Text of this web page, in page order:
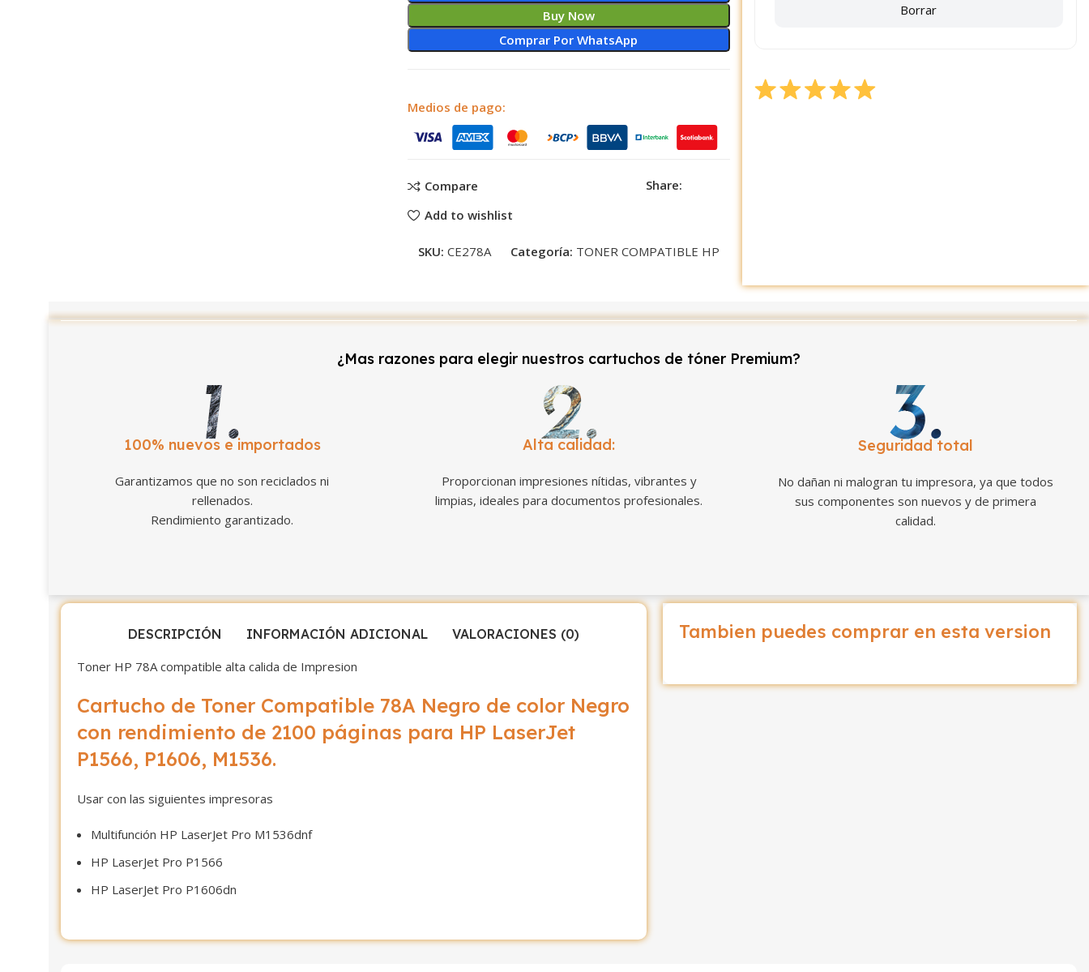
Buy Now
Comprar Por WhatsApp
Medios de pago:
Compare
Add to wishlist
Share:
SKU: CE278A Categoría: TONER COMPATIBLE HP
Borrar
¿Mas razones para elegir nuestros cartuchos de tóner Premium?
100% nuevos e importados
Garantizamos que no son reciclados ni
rellenados.
Rendimiento garantizado.
Alta calidad:
Proporcionan impresiones nítidas, vibrantes y
limpias, ideales para documentos profesionales.
Seguridad total
No dañan ni malogran tu impresora, ya que todos
sus componentes son nuevos y de primera
calidad.
DESCRIPCIÓN INFORMACIÓN ADICIONAL
VALORACIONES (0)
Toner HP 78A compatible alta calida de Impresion
Cartucho de Toner Compatible 78A Negro de color Negro
con rendimiento de 2100 páginas para HP LaserJet
P1566, P1606, M1536.
Usar con las siguientes impresoras
Multifunción HP LaserJet Pro M1536dnf
HP LaserJet Pro P1566
HP LaserJet Pro P1606dn
Tambien puedes comprar en esta version